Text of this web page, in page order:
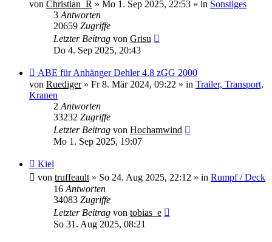
von Christian_R » Mo 1. Sep 2025, 22:53 » in Sonstiges
3 Antworten
20659 Zugriffe
Letzter Beitrag von Grisu
Do 4. Sep 2025, 20:43
Neuer
Beitrag
ABE für Anhänger Dehler 4.8 zGG 2000
von Ruediger» Fr 8. Mär 2024, 09:22 » in Trailer, Transport,
Kranen
2 Antworten
33232 Zugriffe
Letzter Beitrag von Hochamwind
Mo 1. Sep 2025, 19:07
Neuer
Beitrag
Kiel
von truffeault » So 24. Aug 2025, 22:12 » in Rumpf / Deck
16 Antworten
34083 Zugriffe
Letzter Beitrag von tobias_e
So 31. Aug 2025, 08:21